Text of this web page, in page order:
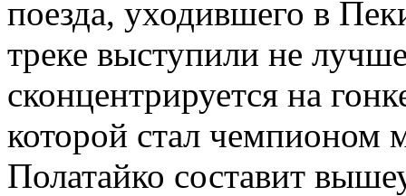
поезда, уходившего в
треке выступили не
сконцентрируется на
которой стал
Полатайко составит